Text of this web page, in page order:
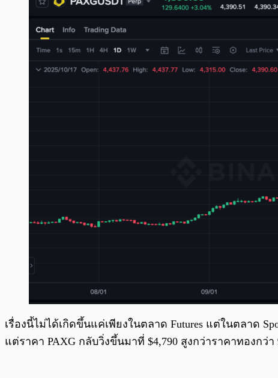
เรื่องนี้ไม่ได้เกิดขึ้นแค่เพียงในตลาด Futures แต่ในตลาด
แต่ราคา PAXG กลับวิ่งขึ้นมาที่ $4,790 สูงกว่าราคาทองกว่า